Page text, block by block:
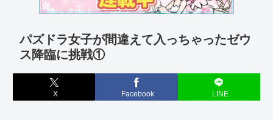
パズドラ女子が間違えて入っちゃったゼウ
ス降臨に挑戦①
X Facebook LINE